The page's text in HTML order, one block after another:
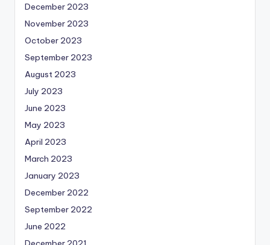
December 2023
November 2023
October 2023
September 2023
August 2023
July 2023
June 2023
May 2023
April 2023
March 2023
January 2023
December 2022
September 2022
June 2022